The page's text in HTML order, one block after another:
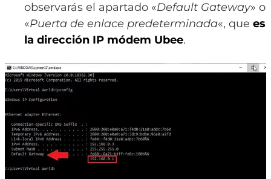
observarás el apartado «Default Gateway» o
«Puerta de enlace predeterminada«, que es
la dirección IP módem Ubee.